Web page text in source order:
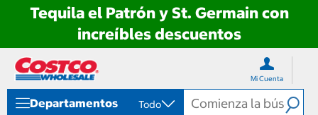
Tequila el Patrón y St. Germain con
increíbles descuentos
directo
contenido
directo
menú
Mi Cuenta
Departamentos Todo